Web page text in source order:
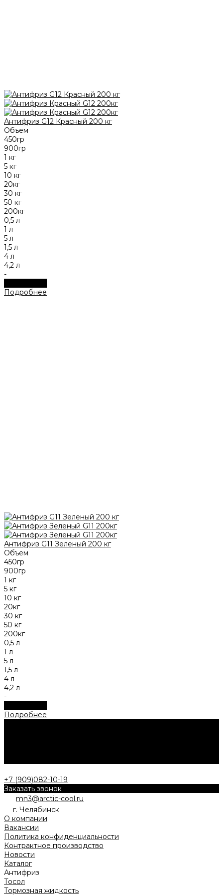
Антифриз G12 Красный 200 кг
Объем
450гр
900гр
1 кг
5 кг
10 кг
20кг
30 кг
50 кг
200кг
0,5 л
1 л
5 л
1,5 л
4 л
4,2 л
-
Подробнее
Антифриз G11 Зеленый 200 кг
Объем
450гр
900гр
1 кг
5 кг
10 кг
20кг
30 кг
50 кг
200кг
0,5 л
1 л
5 л
1,5 л
4 л
4,2 л
-
Подробнее
+7 (909)082-10-19
Заказать звонок
mn3@arctic-cool.ru
г. Челябинск
О компании
Вакансии
Политика конфиденциальности
Контрактное производство
Новости
Каталог
Антифриз
Тосол
Тормозная жидкость